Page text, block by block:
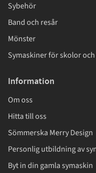
Sybehör
Band och resår
Mönster
Symaskiner för skolor
Information
Om oss
Hitta till oss
Sömmerska Merry Design
Personlig utbildning av
Byt in din gamla symaskin